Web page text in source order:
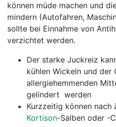
können müde machen und
mindern (Autofahren,
sollte bei Einnahme von
verzichtet werden.
Der starke Juckreiz
kühlen Wickeln und der
allergiehemmenden
gelindert werden
Kurzzeitig können nach
Kortison-Salben oder -